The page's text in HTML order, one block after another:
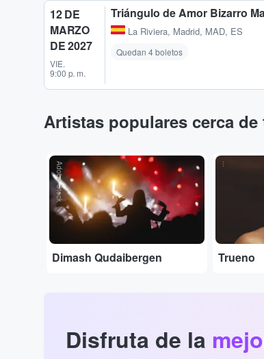
12 DE
MARZO
DE 2027
VIE.
9:00 p. m.
Triángulo de Amor Bizarro
La Riviera, Madrid, MAD, ES
Quedan 4 boletos
Artistas populares cerca de
Adobe Stock
Dimash Qudaibergen
...
Trueno
Disfruta de la